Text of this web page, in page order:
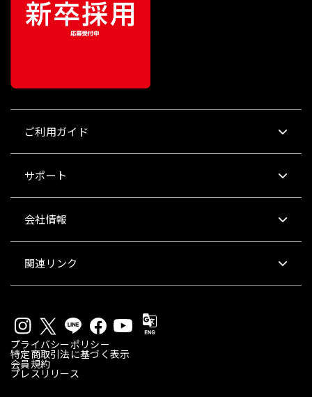
ご利用ガイド
サポート
会社情報
関連リンク
プライバシーポリシー
特定商取引法に基づく表示
会員規約
プレスリリース